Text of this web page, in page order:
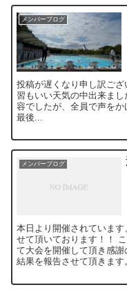
メンバーブログ
投稿が遅くなり申し訳ご
習もいい天気の中出来ま
容でしたが、全員で声をか
最後...
メンバーブログ
本日より開催されていま
せて頂いております！！
て大会を開催して頂き感
結果を報告させて頂きま